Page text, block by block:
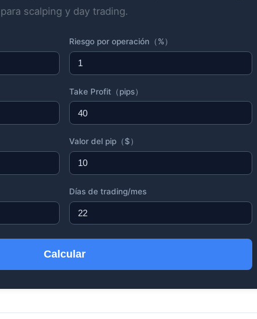
para scalping y day trading.
Riesgo por operación（%）
Take Profit（pips）
Valor del pip（$）
Días de trading/mes
Calcular